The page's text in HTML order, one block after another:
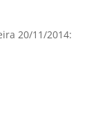
20/11/2014: